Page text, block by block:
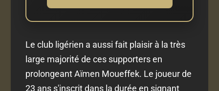
Le club ligérien a aussi fait plaisir à la très
large majorité de ces supporters en
prolongeant Aïmen Moueffek. Le joueur de
23 ans s'inscrit dans la durée en signant